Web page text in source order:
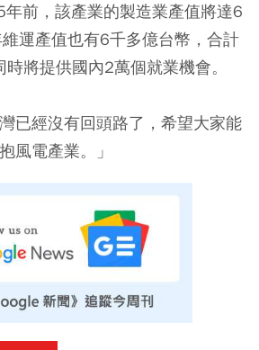
前，該產業的製造業產值將達6
運產值也有6千多億台幣，合計
將提供國內2萬個就業機會。
已經沒有回頭路了，希望大家能
風電產業。」